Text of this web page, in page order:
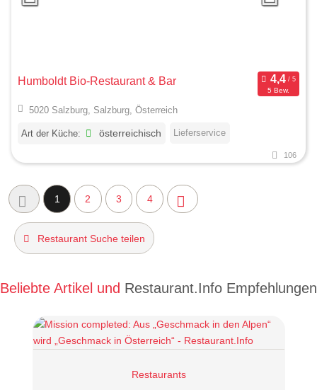
Humboldt Bio-Restaurant & Bar
5 Bew.
5020 Salzburg, Salzburg, Österreich
Art der Küche: österreichisch Lieferservice
106
1 2 3 4
Restaurant Suche teilen
Beliebte Artikel und Restaurant.Info Empfehlungen
Restaurants